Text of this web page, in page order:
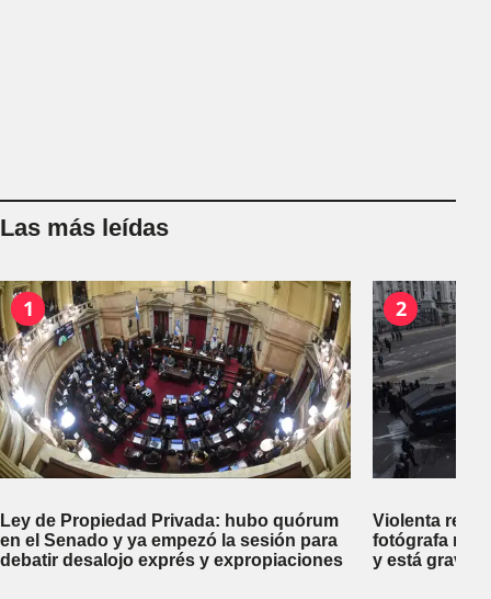
Las más leídas
1
Ley de Propiedad Privada: hubo quórum
en el Senado y ya empezó la sesión para
debatir desalojo exprés y expropiaciones
2
Violenta
fotógrafa
y está